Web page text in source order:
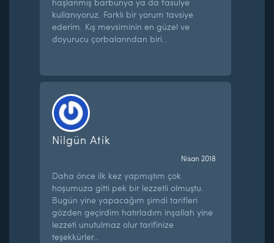
kullanıyoruz. Farklı bir yorum tavsiye
ederim. Kış mevsiminin en güzel ve
doyurucu çorbalarından biri..
Nilgün Atik
Nisan 2018
Daha önce ilk kez yapmıştım çok
hoşumuza gitti pek bir lezzetli olmuştu.
Bugün yine yapacağım şimdi tarifleri
gözden geçirdim hatırladım inşallah yine
lezzeti unutulmaz olur tarifinize
teşekkürler..